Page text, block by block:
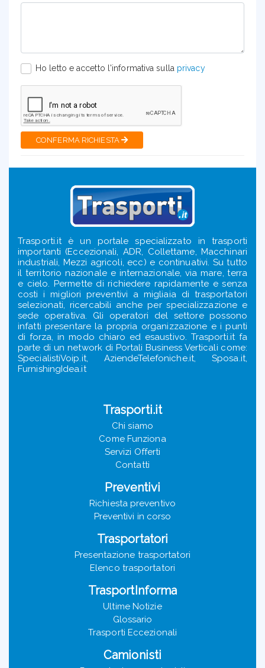
Ho letto e accetto l'informativa sulla privacy
CONFERMA RICHIESTA
Trasporti.it è un portale specializzato in trasporti
importanti (Eccezionali, ADR, Collettame, Macchinari
industriali, Mezzi agricoli, ecc) e continuativi. Su tutto
il territorio nazionale e internazionale, via mare, terra
e cielo. Permette di richiedere rapidamente e senza
costi i migliori preventivi a migliaia di trasportatori
selezionati, ricercabili anche per specializzazione e
sede operativa. Gli operatori del settore possono
infatti presentare la propria organizzazione e i punti
di forza, in modo chiaro ed esaustivo. Trasporti.it fa
parte di un network di Portali Business Verticali come:
SpecialistiVoip.it, AziendeTelefoniche.it, Sposa.it,
FurnishingIdea.it
Trasporti.it
Chi siamo
Come Funziona
Servizi Offerti
Contatti
Preventivi
Richiesta preventivo
Preventivi in corso
Trasportatori
Presentazione trasportatori
Elenco trasportatori
TrasportInforma
Ultime Notizie
Glossario
Trasporti Eccezionali
Camionisti